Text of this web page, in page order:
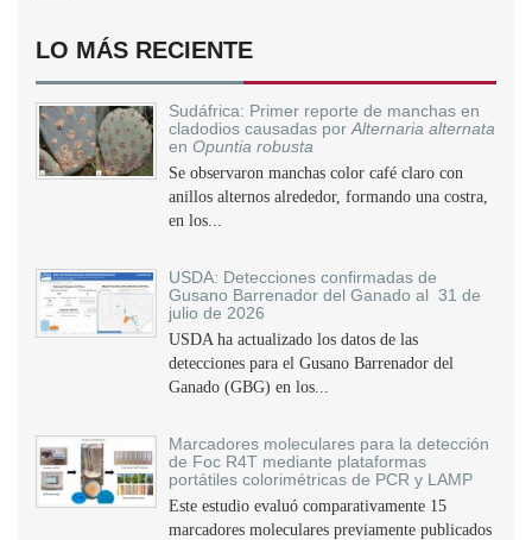
LO MÁS RECIENTE
Sudáfrica: Primer reporte de manchas en
cladodios causadas por Alternaria alternata
en Opuntia robusta
Se observaron manchas color café claro con
anillos alternos alrededor, formando una costra,
en los...
USDA: Detecciones confirmadas de
Gusano Barrenador del Ganado al 31 de
julio de 2026
USDA ha actualizado los datos de las
detecciones para el Gusano Barrenador del
Ganado (GBG) en los...
Marcadores moleculares para la detección
de Foc R4T mediante plataformas
portátiles colorimétricas de PCR y LAMP
Este estudio evaluó comparativamente 15
marcadores moleculares previamente publicados